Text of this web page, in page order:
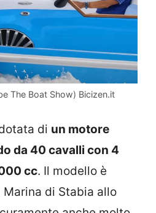
The Boat Show) Bicizen.it
di un motore
da 40 cavalli con 4
cc. Il modello è
di Stabia allo